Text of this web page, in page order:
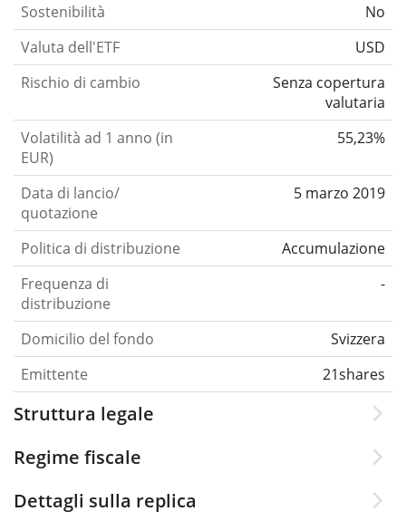
Sostenibilità
No
Valuta dell'ETF
USD
Rischio di cambio
Senza copertura
valutaria
Volatilità ad 1 anno (in
EUR)
55,23%
Data di lancio/
quotazione
5 marzo 2019
Politica di distribuzione
Accumulazione
Frequenza di
distribuzione
-
Domicilio del fondo
Svizzera
Emittente
21shares
Struttura legale
Regime fiscale
Dettagli sulla replica